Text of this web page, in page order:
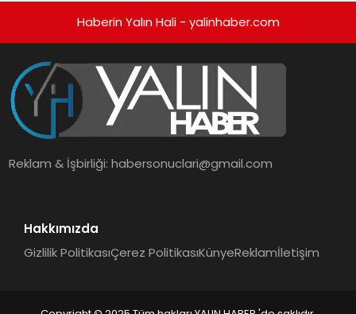
Haberin Yalın Hali - yalinhaber.com
Reklam & İşbirliği:habersonuclari@gmail.com
Hakkımızda
Gizlilik PolitikasıÇerez PolitikasıKünyeReklamİletişim